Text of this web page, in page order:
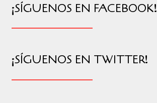
¡SÍGUENOS EN FACEBOOK!
¡SÍGUENOS EN TWITTER!